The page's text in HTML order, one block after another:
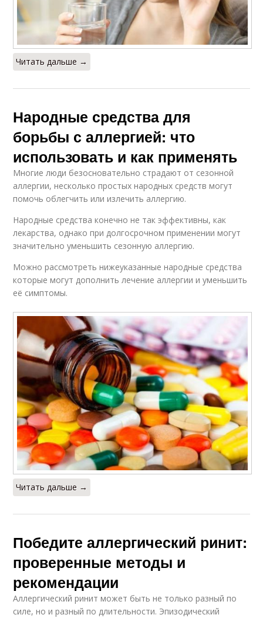
Читать дальше →
Народные средства для
борьбы с аллергией: что
использовать и как применять
Многие люди безосновательно страдают от сезонной
аллергии, несколько простых народных средств могут
помочь облегчить или излечить аллергию.
Народные средства конечно не так эффективны, как
лекарства, однако при долгосрочном применении могут
значительно уменьшить сезонную аллергию.
Можно рассмотреть нижеуказанные народные средства
которые могут дополнить лечение аллергии и уменьшить
её симптомы.
Читать дальше →
Победите аллергический ринит:
проверенные методы и
рекомендации
Аллергический ринит может быть не только разный по
силе, но и разный по длительности. Эпизодический